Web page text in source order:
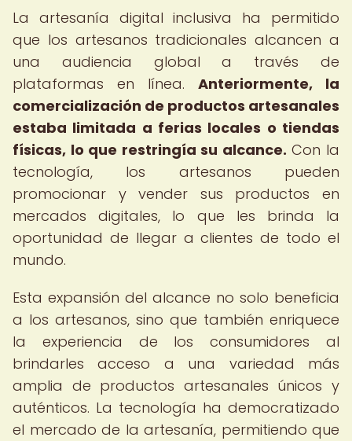
La artesanía digital inclusiva ha permitido
que los artesanos tradicionales alcancen a
una audiencia global a través de
plataformas en línea. Anteriormente, la
comercialización de productos artesanales
estaba limitada a ferias locales o tiendas
físicas, lo que restringía su alcance. Con la
tecnología, los artesanos pueden
promocionar y vender sus productos en
mercados digitales, lo que les brinda la
oportunidad de llegar a clientes de todo el
mundo.
Esta expansión del alcance no solo beneficia
a los artesanos, sino que también enriquece
la experiencia de los consumidores al
brindarles acceso a una variedad más
amplia de productos artesanales únicos y
auténticos. La tecnología ha democratizado
el mercado de la artesanía, permitiendo que